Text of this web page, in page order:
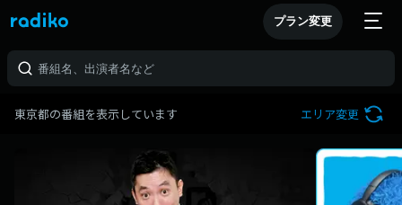
プラン変更
東京都の番組を表示しています エリア変更